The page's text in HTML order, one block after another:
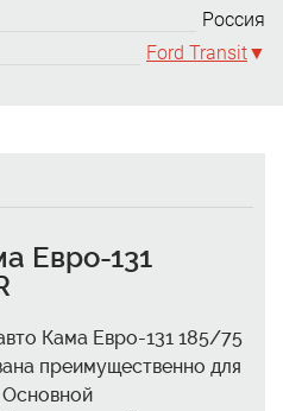
Россия
Ford Transit
Евро-131
Кама Евро-131 185/75
преимущественно для
Основной